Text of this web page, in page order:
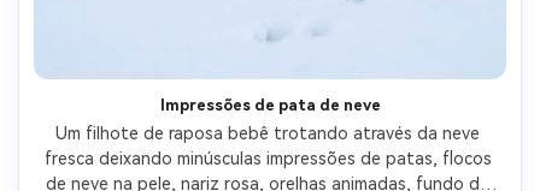
Impressões de pata de neve
Um filhote de raposa bebê trotando através da neve
fresca deixando minúsculas impressões de patas, flocos
de neve na pele, nariz rosa, orelhas animadas, fundo de